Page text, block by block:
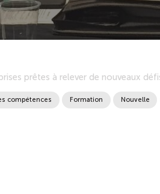
prêtes à relever de nouveaux
compétences Formation Nouvelle